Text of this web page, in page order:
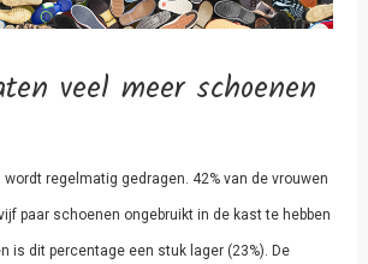
veel meer schoenen
regelmatig gedragen. 42% van de vrouwen
paar schoenen ongebruikt in de kast te hebben
is dit percentage een stuk lager (23%). De